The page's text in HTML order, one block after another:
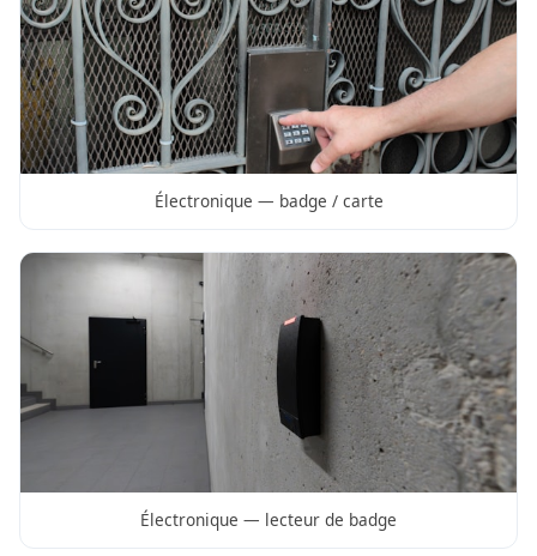
Électronique — badge / carte
Électronique — lecteur de badge